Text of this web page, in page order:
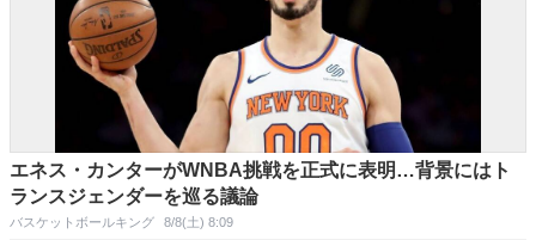
エネス・カンターがWNBA挑戦を正式に表明…背景にはト
ランスジェンダーを巡る議論
バスケットボールキング 8/8(土) 8:09